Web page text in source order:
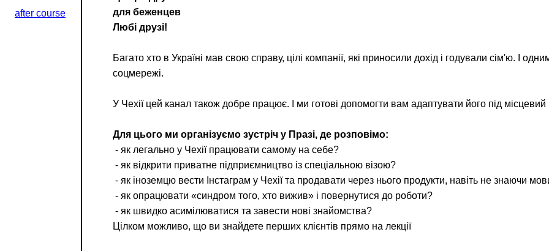
after course
для беженцев
Любі друзі!
Багато хто в Україні мав свою справу, цілі компанії, які приносили дохід і годували сім'ю. І
соцмережі.
У Чехії цей канал також добре працює. І ми готові допомогти вам адаптувати його під місцевий
Для цього ми організуємо зустріч у Празі, де розповімо:
⁃ як легально у Чехії працювати самому на себе?
⁃ як відкрити приватне підприємництво із спеціальною візою?
⁃ як іноземцю вести Інстаграм у Чехії та продавати через нього продукти, навіть не знаючи
⁃ як опрацювати «синдром того, хто вижив» і повернутися до роботи?
⁃ як швидко асимілюватися та завести нові знайомства?
Цілком можливо, що ви знайдете перших клієнтів прямо на лекції